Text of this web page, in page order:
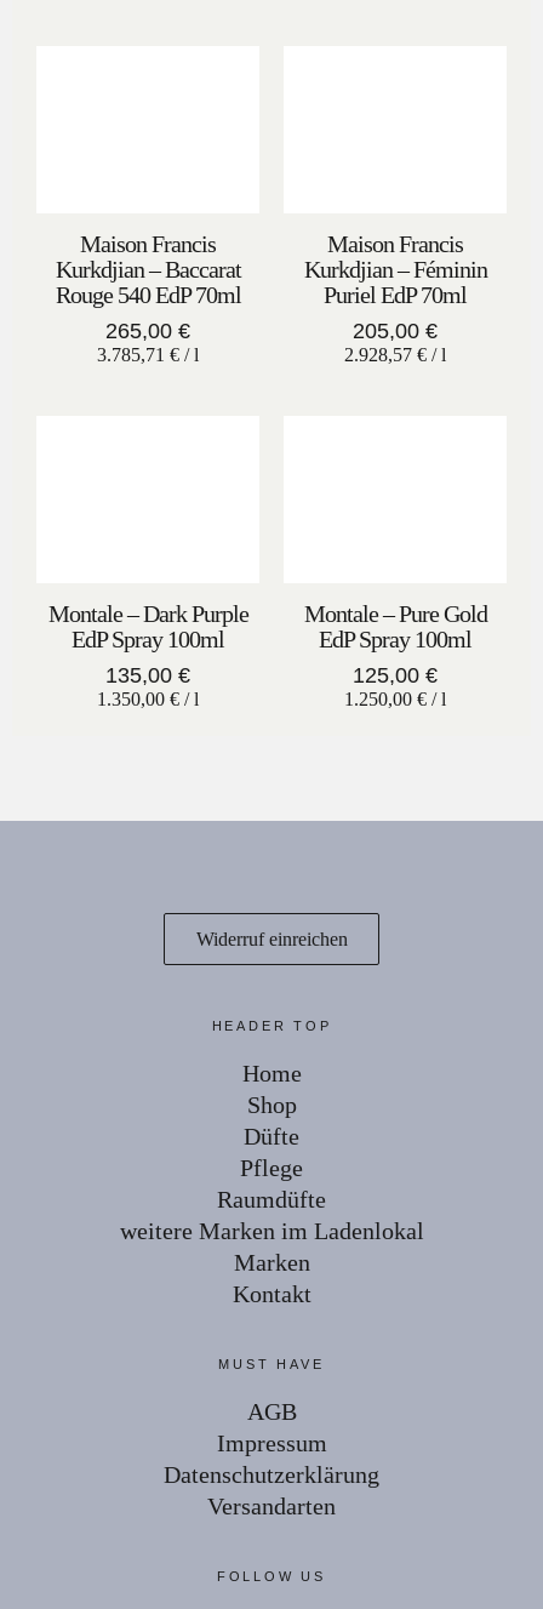
Maison Francis
Kurkdjian – Baccarat
Rouge 540 EdP 70ml
265,00 €
3.785,71 € /l
Maison Francis
Kurkdjian – Féminin
Puriel EdP 70ml
205,00 €
2.928,57 € /l
Montale – Dark Purple
EdP Spray 100ml
135,00 €
1.350,00 € /l
Montale – Pure Gold
EdP Spray 100ml
125,00 €
1.250,00 € /l
Widerruf einreichen
HEADER TOP
Home
Shop
Düfte
Pflege
Raumdüfte
weitere Marken im Ladenlokal
Marken
Kontakt
MUST HAVE
AGB
Impressum
Datenschutzerklärung
Versandarten
FOLLOW US